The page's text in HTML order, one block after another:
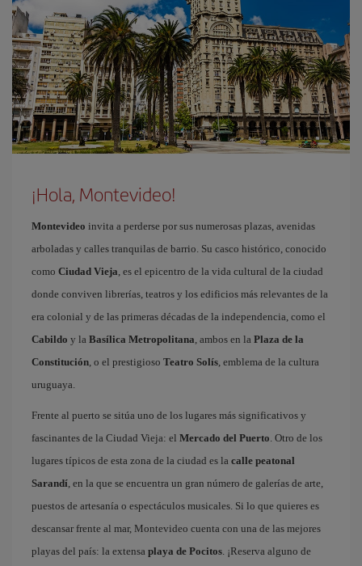
¡Hola, Montevideo!
Montevideo invita a perderse por sus numerosas plazas, avenidas
arboladas y calles tranquilas de barrio. Su casco histórico, conocido
como Ciudad Vieja , es el epicentro de la vida cultural de la ciudad
donde conviven librerías, teatros y los edificios más relevantes de la
era colonial y de las primeras décadas de la independencia, como el
Cabildo y la Basílica Metropolitana , ambos en la Plaza de la
Constitución , o el prestigioso Teatro Solís , emblema de la cultura
uruguaya.
Frente al puerto se sitúa uno de los lugares más significativos y
fascinantes de la Ciudad Vieja: el Mercado del Puerto . Otro de los
lugares típicos de esta zona de la ciudad es la calle peatonal
Sarandí , en la que se encuentra un gran número de galerías de arte,
puestos de artesanía o espectáculos musicales. Si lo que quieres es
descansar frente al mar, Montevideo cuenta con una de las mejores
playas del país: la extensa playa de Pocitos . ¡Reserva alguno de